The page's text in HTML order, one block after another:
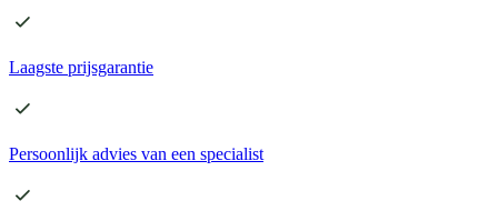
Laagste prijsgarantie
Persoonlijk advies van een specialist